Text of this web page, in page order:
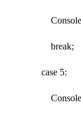
break;
case 5: